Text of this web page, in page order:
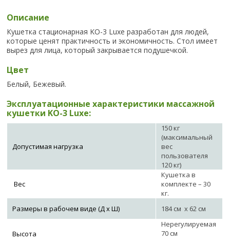
Описание
Кушетка стационарная KO-3 Luxe разработан для людей,
которые ценят практичность и экономичность. Стол имеет
вырез для лица, который закрывается подушечкой.
Цвет
Белый, Бежевый.
Эксплуатационные характеристики массажной
кушетки KO-3 Luxe:
Допустимая нагрузка
150 кг
(максимальный
вес
пользователя
120 кг)
Вес
Кушетка в
комплекте – 30
кг.
Размеры в рабочем виде (Д х Ш)
184 см х 62 см
Высота
Нерегулируемая
70 см